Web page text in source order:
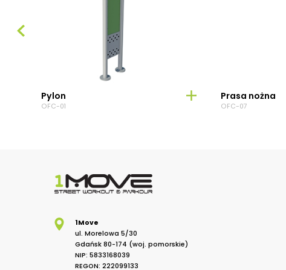
Pylon
OFC-01
Prasa nożna
OFC-07
1Move
ul. Morelowa 5/30
Gdańsk 80-174 (woj. pomorskie)
NIP: 5833168039
REGON: 222099133